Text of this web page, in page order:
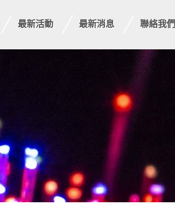
最新活動 最新消息 聯絡我們